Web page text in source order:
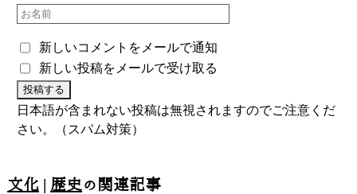
新しいコメントをメールで通知
新しい投稿をメールで受け取る
日本語が含まれない投稿は無視されますのでご注意くだ
さい。（スパム対策）
文化 | 歴史の関連記事